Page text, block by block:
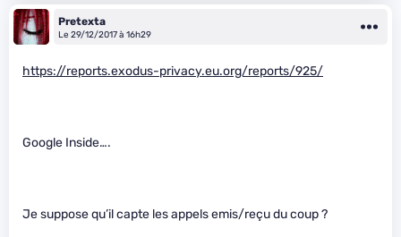
Pretexta
Le 29/12/2017 à 16h29
https://reports.exodus-privacy.eu.org/reports/925/
Google Inside….
Je suppose qu’il capte les appels emis/reçu du coup ?